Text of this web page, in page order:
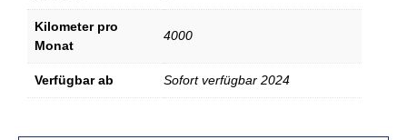
Kilometer pro
Monat
4000
Verfügbar ab Sofort verfügbar 2024